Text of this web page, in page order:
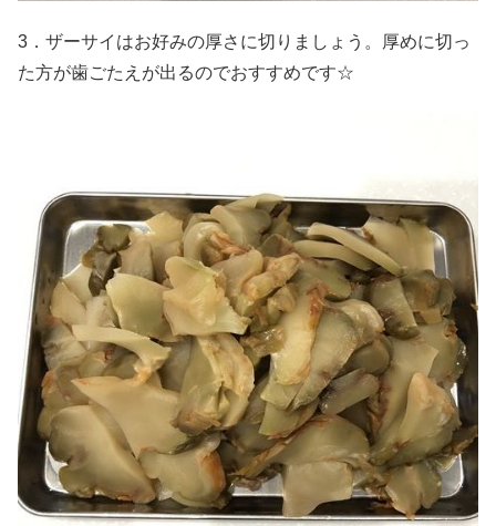
3．ザーサイはお好みの厚さに切りましょう。厚めに切っ
た方が歯ごたえが出るのでおすすめです☆